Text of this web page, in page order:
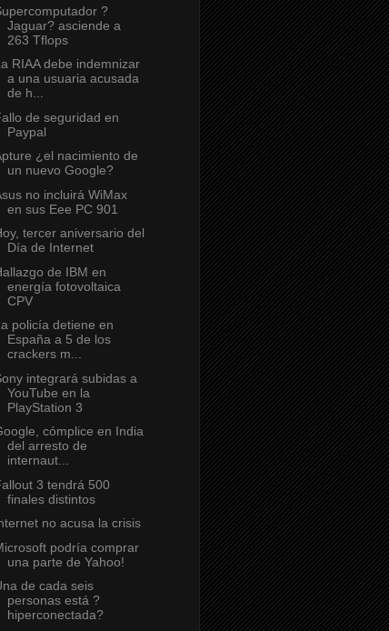
?
Jaguar? asciende a
263 Tflops
RIAA debe indemnizar
a una usuaria acusada
de h...
de seguridad en
Paypal
¿el nacimiento de
un nuevo Google?
no incluirá WiMax
en sus Eee PC 901
tercer aniversario del
Día de Internet
de IBM en
energía fotovoltaica
CPV
policía detiene en
España a 5 de los
crackers m...
integrará subidas a
YouTube en la
PlayStation 3
cómplice en India
del arresto de
internaut...
3 tendrá 500
finales distintos
no acusa la crisis
podría comprar
una parte de Yahoo!
de cada seis
personas está ?
hiperconectada?